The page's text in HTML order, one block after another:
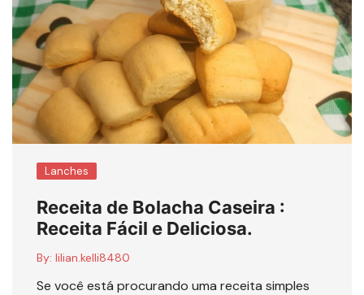
Lanches
Receita de Bolacha Caseira :
Receita Fácil e Deliciosa.
By: lilian.kelli8480
Se você está procurando uma receita simples